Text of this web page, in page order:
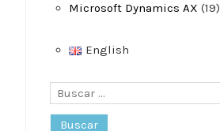
Microsoft Dynamics AX (19)
English
Buscar: